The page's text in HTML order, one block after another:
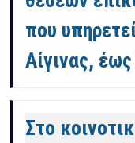
που
Αίγινας,
Στο